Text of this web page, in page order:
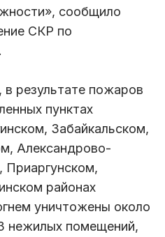
сообщило
СКР по
результате пожаров
пунктах
Забайкальском,
Александрово-
районах
уничтожены около
нежилых помещений,